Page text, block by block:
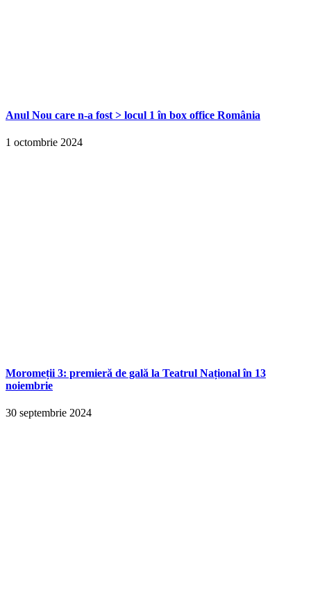
Anul Nou care n-a fost > locul 1 în box office România
1 octombrie 2024
Moromeții 3: premieră de gală la Teatrul Național în 13
noiembrie
30 septembrie 2024